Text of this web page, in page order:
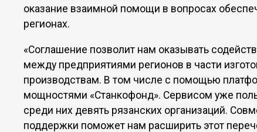
оказание взаимной помощи в вопросах
регионах.
«Соглашение позволит нам оказывать
между предприятиями регионов в части
производствам. В том числе с помощью
мощностями «Станкофонд». Сервисом уже
среди них девять рязанских организаций.
поддержки поможет нам расширить этот